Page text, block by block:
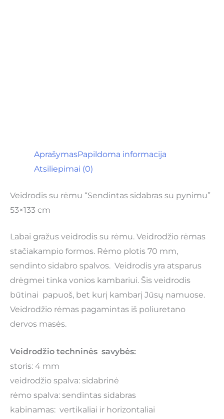
AprašymasPapildoma informacija
Atsiliepimai (0)
Veidrodis su rėmu “Sendintas sidabras su pynimu”
53×133 cm
Labai gražus veidrodis su rėmu. Veidrodžio rėmas
stačiakampio formos. Rėmo plotis 70 mm,
sendinto sidabro spalvos. Veidrodis yra atsparus
drėgmei tinka vonios kambariui. Šis veidrodis
būtinai papuoš, bet kurį kambarį Jūsų namuose.
Veidrodžio rėmas pagamintas iš poliuretano
dervos masės.
Veidrodžio techninės savybės:
storis: 4 mm
veidrodžio spalva: sidabrinė
rėmo spalva: sendintas sidabras
kabinamas: vertikaliai ir horizontaliai